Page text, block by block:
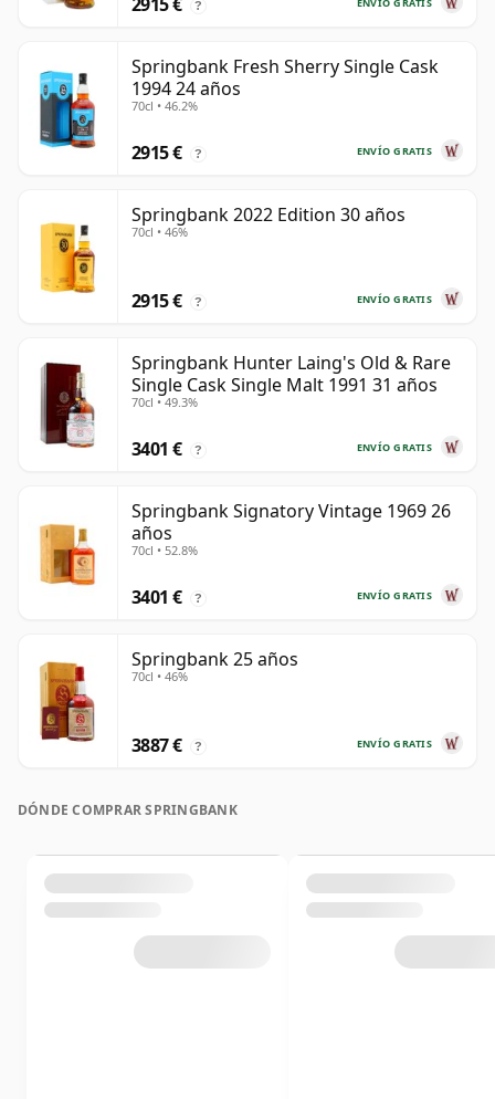
?
Springbank Fresh Sherry Single Cask
1994 24 años
70cl • 46.2%
ENVÍO GRATIS
2915 € ?
Springbank 2022 Edition 30 años
70cl • 46%
ENVÍO GRATIS
2915 € ?
Springbank Hunter Laing's Old & Rare
Single Cask Single Malt 1991 31 años
70cl • 49.3%
ENVÍO GRATIS
3401 € ?
Springbank Signatory Vintage 1969 26
años
70cl • 52.8%
ENVÍO GRATIS
3401 € ?
Springbank 25 años
70cl • 46%
ENVÍO GRATIS
3887 € ?
DÓNDE COMPRAR SPRINGBANK